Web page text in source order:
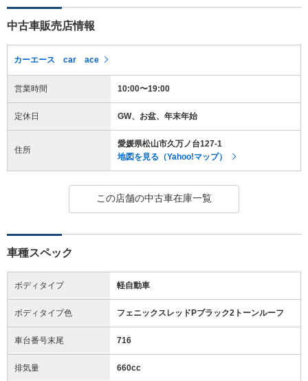
中古車販売店情報
カーエース car ace
営業時間 10:00〜19:00
定休日 GW、お盆、年末年始
住所
愛媛県松山市久万ノ台127-1
地図を見る（Yahoo!マップ）
この店舗の中古車在庫一覧
車種スペック
ボディタイプ 軽自動車
ボディタイプ色 フェニックスレッドPブラック2トーンルーフ
車台番号末尾 716
排気量 660cc